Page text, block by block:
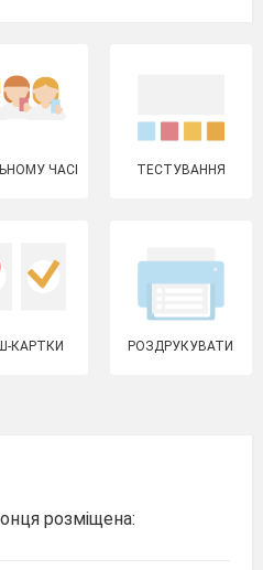
ЧАСІ ТЕСТУВАННЯ
КАРТКИ РОЗДРУКУВАТИ
розміщена: